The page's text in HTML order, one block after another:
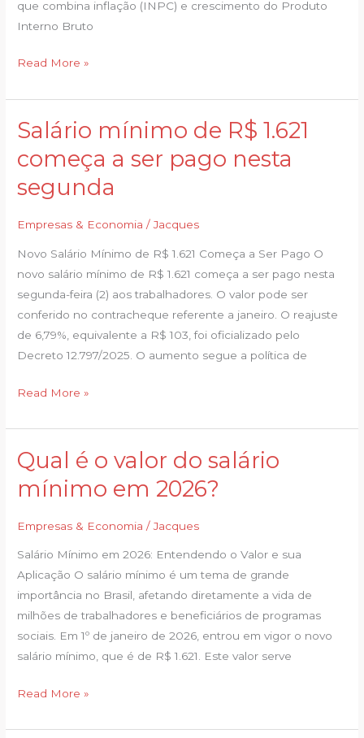
que combina inflação (INPC) e crescimento do Produto
Interno Bruto
Read More »
Salário mínimo de R$ 1.621
começa a ser pago nesta
segunda
Empresas & Economia /Jacques
Novo Salário Mínimo de R$ 1.621 Começa a Ser Pago O
novo salário mínimo de R$ 1.621 começa a ser pago nesta
segunda-feira (2) aos trabalhadores. O valor pode ser
conferido no contracheque referente a janeiro. O reajuste
de 6,79%, equivalente a R$ 103, foi oficializado pelo
Decreto 12.797/2025. O aumento segue a política de
Salário
de
R$
começa
a
nesta
segunda
Read More »
Qual é o valor do salário
mínimo em 2026?
Empresas & Economia /Jacques
Salário Mínimo em 2026: Entendendo o Valor e sua
Aplicação O salário mínimo é um tema de grande
importância no Brasil, afetando diretamente a vida de
milhões de trabalhadores e beneficiários de programas
sociais. Em 1º de janeiro de 2026, entrou em vigor o novo
salário mínimo, que é de R$ 1.621. Este valor serve
Qual
o
salário
mínimo
em
2026?
Read More »